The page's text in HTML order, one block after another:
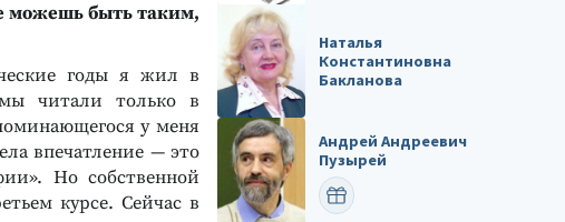
можешь быть таким,
годы я жил в
читали только в
у меня
впечатление — это
Но собственной
курсе. Сейчас в
Наталья
Константиновна
Бакланова
Андрей Андреевич
Пузырей
ПОЗДРАВИТЬ